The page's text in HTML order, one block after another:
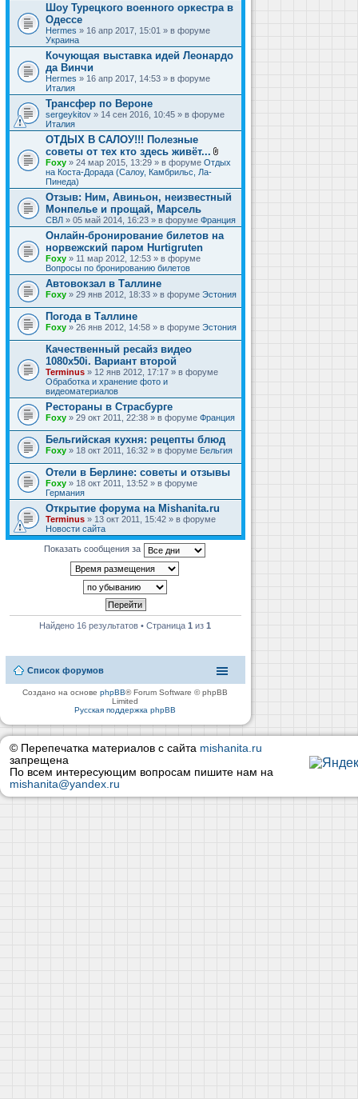
Шоу Турецкого военного оркестра в
Одессе
Hermes » 16 апр 2017, 15:01 » в форуме
Украина
Кочующая выставка идей Леонардо
да Винчи
Hermes » 16 апр 2017, 14:53 » в форуме
Италия
Трансфер по Вероне
sergeykitov » 14 сен 2016, 10:45 » в форуме
Италия
ОТДЫХ В САЛОУ!!! Полезные
советы от тех кто здесь живёт...
В
л
ж
е
и
я
Foxy » 24 мар 2015, 13:29 » в форуме Отдых
на Коста-Дорада (Салоу, Камбрильс, Ла-
Пинеда)
Отзыв: Ним, Авиньон, неизвестный
Монпелье и прощай, Марсель
СВЛ » 05 май 2014, 16:23 » в форуме Франция
Онлайн-бронирование билетов на
норвежский паром Hurtigruten
Foxy » 11 мар 2012, 12:53 » в форуме
Вопросы по бронированию билетов
Автовокзал в Таллине
Foxy » 29 янв 2012, 18:33 » в форуме Эстония
Погода в Таллине
Foxy » 26 янв 2012, 14:58 » в форуме Эстония
Качественный ресайз видео
1080x50i. Вариант второй
Terminus » 12 янв 2012, 17:17 » в форуме
Обработка и хранение фото и
видеоматериалов
Рестораны в Страсбурге
Foxy » 29 окт 2011, 22:38 » в форуме Франция
Бельгийская кухня: рецепты блюд
Foxy » 18 окт 2011, 16:32 » в форуме Бельгия
Отели в Берлине: советы и отзывы
Foxy » 18 окт 2011, 13:52 » в форуме
Германия
Открытие форума на Mishanita.ru
Terminus » 13 окт 2011, 15:42 » в форуме
Новости сайта
Показать сообщения за
Найдено 16 результатов • Страница1 из1
Список форумов
Создано на основеphpBB® Forum Software © phpBB
Limited
Русская поддержка phpBB
© Перепечатка материалов с сайта mishanita.ru
запрещена
По всем интересующим вопросам пишите нам на
mishanita@yandex.ru